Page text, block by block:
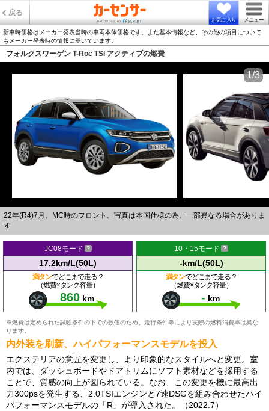
戻る
お気に入り メニュー
新車時価格はメーカー発表当時の車両本体価格です。また基本情報など、その他の項目について
もメーカー発表時の情報に基いています。
フォルクスワーゲン T-Roc TSI アクティブの燃費
22年(R4)7月、MC時のフロント。写真は本国仕様の為、一部異なる場合がありま
す
1/3
JC08モード
17.2km/L(50L)
満タンでどこまで走る？
（燃費×タンク容量）
860 km
10・15モード
-km/L(50L)
満タンでどこまで走る？
（燃費×タンク容量）
- km
※燃費は定められた試験条件の下での数値のため、走行条件等により実際の燃料消費率は異な
ります。
内外装を刷新、ハイパフォーマンスモデルを投入
エクステリアの意匠を変更し、より印象的なスタイルへと変更。室
内では、ダッシュボードやドアトリムにソフト素材などを採用する
ことで、質感の向上が図られている。なお、この変更を機に最高出
力300psを発生する、2.0TSIエンジンと7速DSGを組み合わせたハイ
パフォーマンスモデルの「R」が導入された。（2022.7）